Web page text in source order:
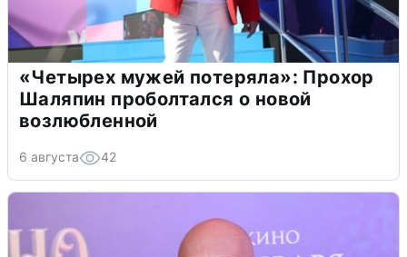
«Четырех мужей потеряла»: Прохор
Шаляпин проболтался о новой
возлюбленной
6 августа 42